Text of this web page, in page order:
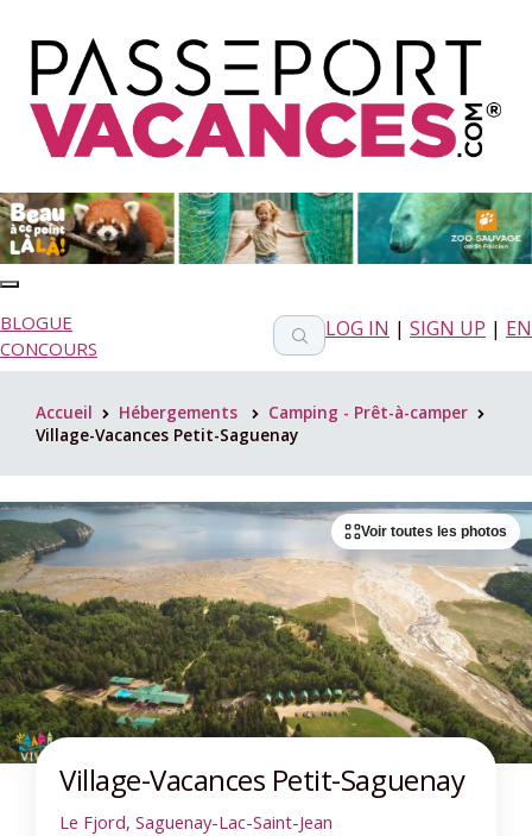
BLOGUE
CONCOURS
LOG IN | SIGN UP | EN
Accueil > Hébergements > Camping - Prêt-à-camper >
Village-Vacances Petit-Saguenay
Voir toutes les photos
Village-Vacances Petit-Saguenay
Le Fjord, Saguenay-Lac-Saint-Jean